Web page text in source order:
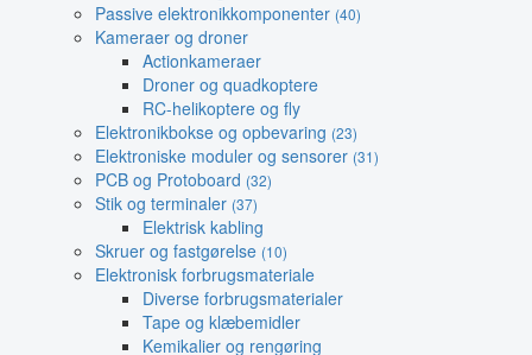
Passive elektronikkomponenter (40)
Kameraer og droner
Actionkameraer
Droner og quadkoptere
RC-helikoptere og fly
Elektronikbokse og opbevaring (23)
Elektroniske moduler og sensorer (31)
PCB og Protoboard (32)
Stik og terminaler (37)
Elektrisk kabling
Skruer og fastgørelse (10)
Elektronisk forbrugsmateriale
Diverse forbrugsmaterialer
Tape og klæbemidler
Kemikalier og rengøring